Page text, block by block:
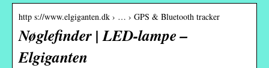
http s://www.elgiganten.dk › … › GPS & Bluetooth tracker
Nøglefinder | LED-lampe –
Elgiganten